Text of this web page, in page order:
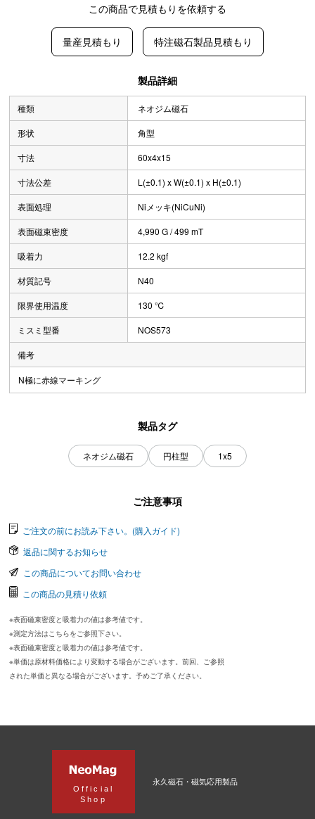
この商品で見積もりを依頼する
量産見積もり 特注磁石製品見積もり
製品詳細
種類 ネオジム磁石
形状 角型
寸法 60x4x15
寸法公差 L(±0.1) x W(±0.1) x H(±0.1)
表面処理 Niメッキ(NiCuNi)
表面磁束密度 4,990 G / 499 mT
吸着力 12.2 kgf
材質記号 N40
限界使用温度 130 ℃
ミスミ型番 NOS573
備考
N極に赤線マーキング
製品タグ
ネオジム磁石 円柱型 1x5
ご注意事項
ご注文の前にお読み下さい。(購入ガイド)
返品に関するお知らせ
この商品についてお問い合わせ
この商品の見積り依頼
※表面磁束密度と吸着力の値は参考値です。
※測定方法はこちらをご参照下さい。
※表面磁束密度と吸着力の値は参考値です。
※単価は原材料価格により変動する場合がございます。前回、ご参照
された単価と異なる場合がございます。予めご了承ください。
Official
Shop
永久磁石・磁気応用製品